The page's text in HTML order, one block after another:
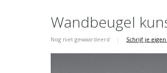
Wandbeugel
Nog niet gewaardeerd | Schrijf je